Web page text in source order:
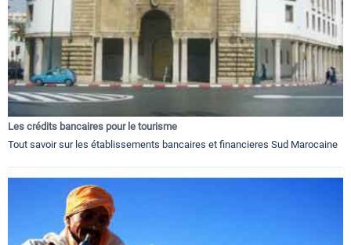
Les crédits bancaires pour le tourisme
Tout savoir sur les établissements bancaires et financieres Sud Marocaine